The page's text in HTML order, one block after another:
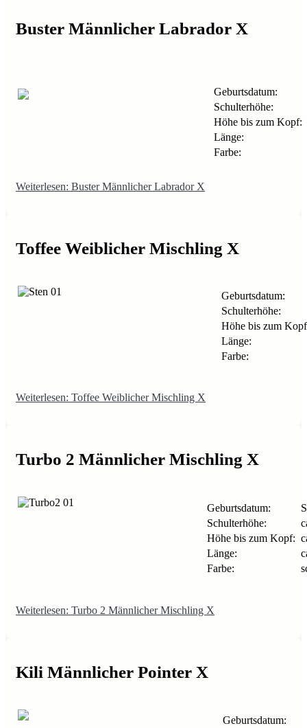
Buster Männlicher Labrador X
Geburtsdatum:
Schulterhöhe:
Höhe bis zum Kopf:
Länge:
Farbe:
Weiterlesen: Buster Männlicher Labrador X
Toffee Weiblicher Mischling X
Geburtsdatum:
Schulterhöhe:
Höhe bis zum
Länge:
Farbe:
Weiterlesen: Toffee Weiblicher Mischling X
Turbo 2 Männlicher Mischling X
Geburtsdatum:
Schulterhöhe:
Höhe bis zum Kopf:
Länge:
Farbe:
Weiterlesen: Turbo 2 Männlicher Mischling X
Kili Männlicher Pointer X
Geburtsdatum: